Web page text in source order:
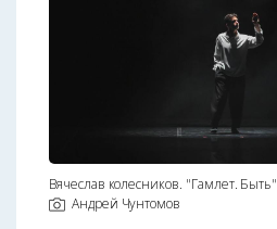
Вячеслав колесников. "Гамлет. Быть"
Андрей Чунтомов